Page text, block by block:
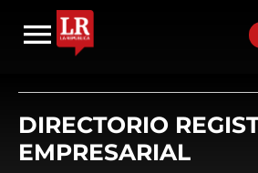
DIRECTORIO
EMPRESARIAL